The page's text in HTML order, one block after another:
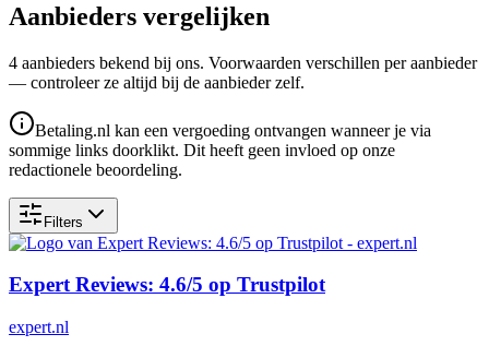
Aanbieders vergelijken
4 aanbieders bekend bij ons. Voorwaarden verschillen per aanbieder
— controleer ze altijd bij de aanbieder zelf.
Betaling.nl kan een vergoeding ontvangen wanneer je via
sommige links doorklikt. Dit heeft geen invloed op onze
redactionele beoordeling.
Filters
Expert Reviews: 4.6/5 op Trustpilot
expert.nl